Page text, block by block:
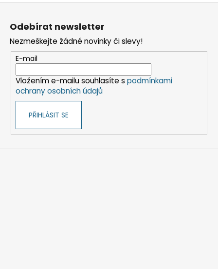
Z
Odebírat newsletter
Nezmeškejte žádné novinky či slevy!
E-mail
Vložením e-mailu souhlasíte s podmínkami
ochrany osobních údajů
PŘIHLÁSIT SE